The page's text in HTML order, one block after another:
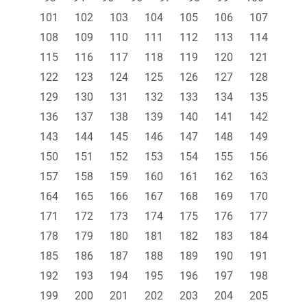
101
102 103 104 105 106
107
108
109 110 111 112 113
114
115
116 117 118 119 120
121
122
123 124 125 126 127
128
129
130 131 132 133 134
135
136
137 138 139 140 141
142
143
144 145 146 147 148
149
150
151 152 153 154 155
156
157
158 159 160 161 162
163
164
165 166 167 168 169
170
171
172 173 174 175 176
177
178
179 180 181 182 183
184
185
186 187 188 189 190
191
192
193 194 195 196 197
198
199
200 201 202 203 204 205